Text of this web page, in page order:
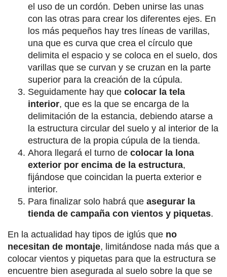
el uso de un cordón. Deben unirse las unas
con las otras para crear los diferentes ejes. En
los más pequeños hay tres líneas de varillas,
una que es curva que crea el círculo que
delimita el espacio y se coloca en el suelo, dos
varillas que se curvan y se cruzan en la parte
superior para la creación de la cúpula.
Seguidamente hay que colocar la tela
interior, que es la que se encarga de la
delimitación de la estancia, debiendo atarse a
la estructura circular del suelo y al interior de la
estructura de la propia cúpula de la tienda.
Ahora llegará el turno de colocar la lona
exterior por encima de la estructura,
fijándose que coincidan la puerta exterior e
interior.
Para finalizar solo habrá que asegurar la
tienda de campaña con vientos y piquetas.
En la actualidad hay tipos de iglús que no
necesitan de montaje, limitándose nada más que a
colocar vientos y piquetas para que la estructura se
encuentre bien asegurada al suelo sobre la que se